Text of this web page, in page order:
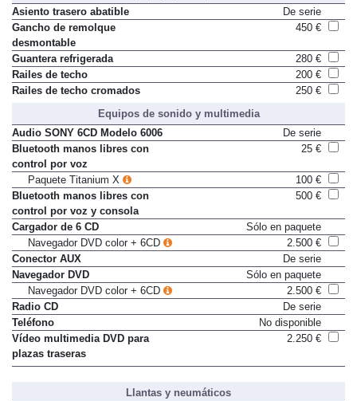
Asiento trasero abatible
De serie
Gancho de remolque
desmontable
450 €
Guantera refrigerada
280 €
Railes de techo
200 €
Railes de techo cromados
250 €
Equipos de sonido y multimedia
Audio SONY 6CD Modelo 6006
De serie
Bluetooth manos libres con
control por voz
25 €
Paquete Titanium X
100 €
Bluetooth manos libres con
control por voz y consola
500 €
Cargador de 6 CD
Sólo en paquete
Navegador DVD color + 6CD
2.500 €
Conector AUX
De serie
Navegador DVD
Sólo en paquete
Navegador DVD color + 6CD
2.500 €
Radio CD
De serie
Teléfono
No disponible
Vídeo multimedia DVD para
plazas traseras
2.250 €
Llantas y neumáticos